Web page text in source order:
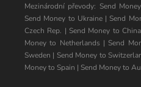
Mezinárodní převody: Send
Send Money to Ukraine| Send
Czech Rep. | Send Money to China
Money to Netherlands | Send
Sweden | Send Money to
Money to Spain | Send Money to